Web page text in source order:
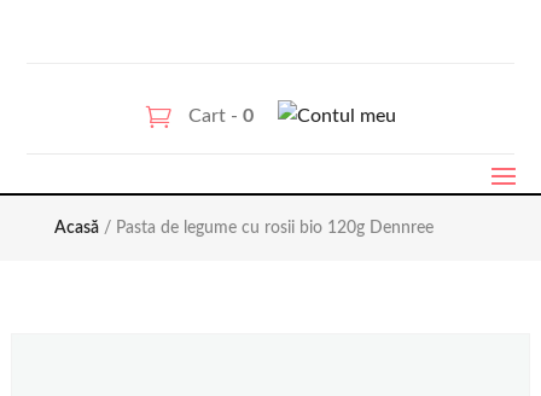
Cart - 0
Acasă/ Pasta de legume cu rosii bio 120g Dennree